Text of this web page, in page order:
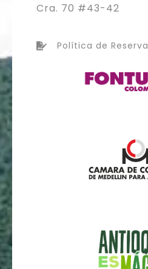
Cra. 70 #43-42
Política de